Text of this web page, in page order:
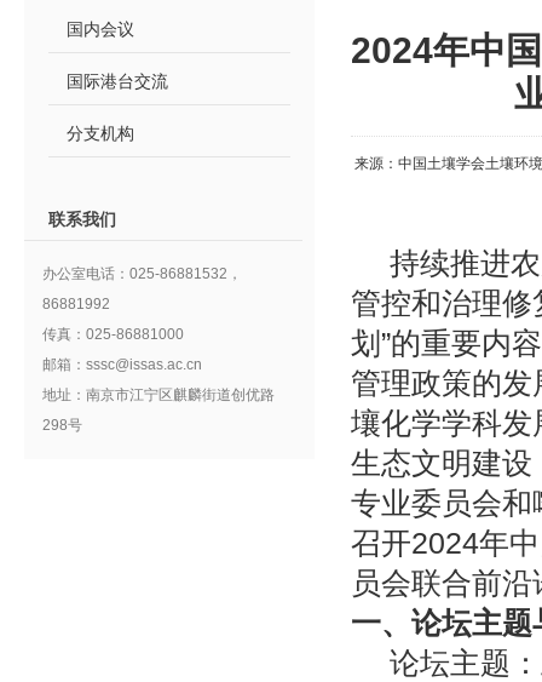
国内会议
国际港台交流
分支机构
联系我们
办公室电话：025-86881532，
86881992
传真：025-86881000
邮箱：sssc@issas.ac.cn
地址：南京市江宁区麒麟街道创优路
298号
2024年中
来源：中国土壤学会土壤环
持续推进
管控和治理修
划”的重要内
管理政策的
壤化学学科
生态文明建
专业委员会
召开2024年
员会联合前
一、论坛主题
论坛主题